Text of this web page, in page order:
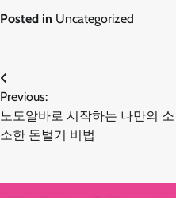
Posted in Uncategorized
글
탐
Previous:
노도알바로 시작하는 나만의 소
소한 돈벌기 비법